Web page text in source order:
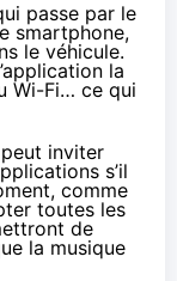
passe par le
smartphone,
le véhicule.
la
Wi-Fi… ce qui
inviter
s’il
comme
toutes les
de
la musique